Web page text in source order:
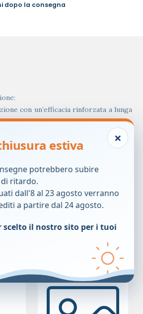
dopo la consegna
con un’efficacia rinforzata a lunga
della pelle.
×
estiva
potrebbero subire
ritardo.
dall'8 al 23 agosto verranno
a partire dal 24 agosto.
scelto il nostro sito per i tuoi